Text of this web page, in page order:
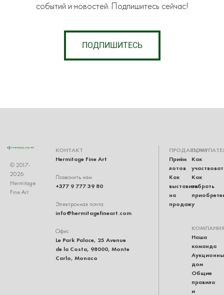
событий и новостей. Подпишитесь сейчас!
ПОДПИШИТЕСЬ
© 2017-
2026
Hermitage
Fine Art
КОНТАКТ
Hermitage Fine Art
Позвонить нам
+377 9 777 39 80
Электронная почта
info@hermitagefineart.com
Офис
Le Park Palace, 25 Avenue
de la Costa, 98000, Monte
Carlo, Monaco
ПРОДАВЦАМ
Приём
лотов
Как
выставить
на
продажу
Как
Как
забрать
Наша
команда
дом
Общие
правила
и